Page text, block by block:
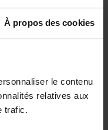
À propos des cookies
le contenu
relatives aux
trafic.et de